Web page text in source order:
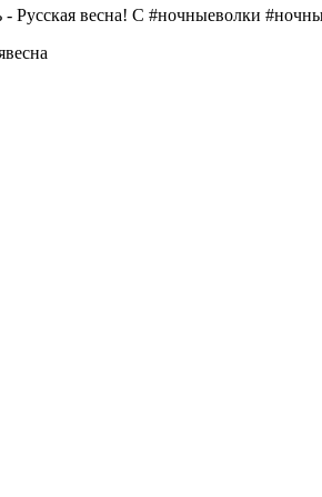
- Русская весна! С #ночныеволки